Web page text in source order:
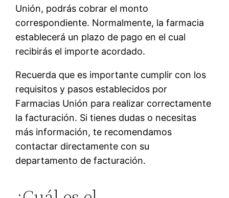
Unión, podrás cobrar el monto
correspondiente. Normalmente, la farmacia
establecerá un plazo de pago en el cual
recibirás el importe acordado.
Recuerda que es importante cumplir con los
requisitos y pasos establecidos por
Farmacias Unión para realizar correctamente
la facturación. Si tienes dudas o necesitas
más información, te recomendamos
contactar directamente con su
departamento de facturación.